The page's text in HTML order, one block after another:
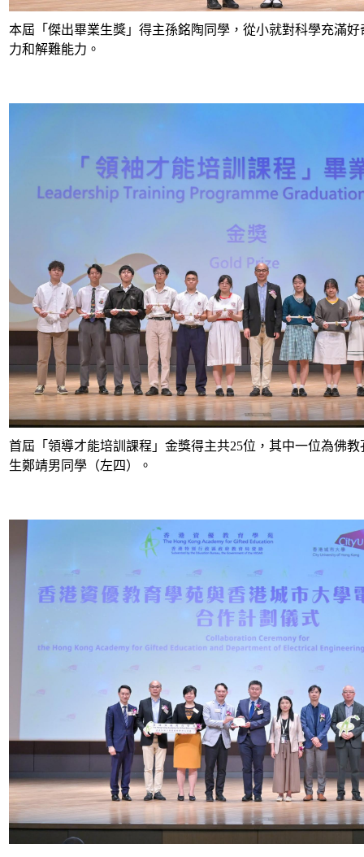
本屆「傑出畢業生獎」得主孫銘陶同學，從小就對科學充滿
力和解難能力。
首屆「領導才能培訓課程」金獎得主共25位，其中一位為佛教
生鄭靖男同學（左四）。